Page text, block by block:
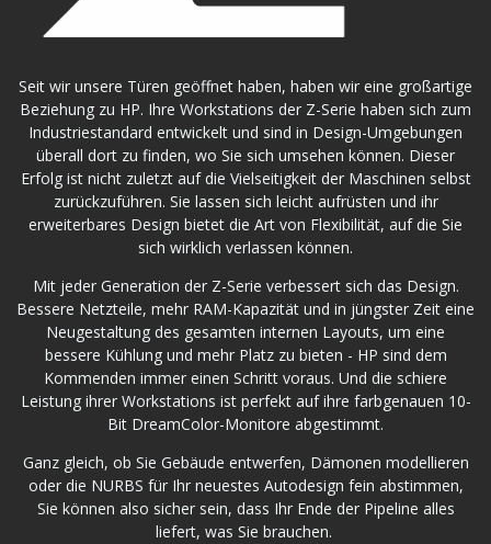
Seit wir unsere Türen geöffnet haben, haben wir eine großartige
Beziehung zu HP. Ihre Workstations der Z-Serie haben sich zum
Industriestandard entwickelt und sind in Design-Umgebungen
überall dort zu finden, wo Sie sich umsehen können. Dieser
Erfolg ist nicht zuletzt auf die Vielseitigkeit der Maschinen selbst
zurückzuführen. Sie lassen sich leicht aufrüsten und ihr
erweiterbares Design bietet die Art von Flexibilität, auf die Sie
sich wirklich verlassen können.
Mit jeder Generation der Z-Serie verbessert sich das Design.
Bessere Netzteile, mehr RAM-Kapazität und in jüngster Zeit eine
Neugestaltung des gesamten internen Layouts, um eine
bessere Kühlung und mehr Platz zu bieten - HP sind dem
Kommenden immer einen Schritt voraus. Und die schiere
Leistung ihrer Workstations ist perfekt auf ihre farbgenauen 10-
Bit DreamColor-Monitore abgestimmt.
Ganz gleich, ob Sie Gebäude entwerfen, Dämonen modellieren
oder die NURBS für Ihr neuestes Autodesign fein abstimmen,
Sie können also sicher sein, dass Ihr Ende der Pipeline alles
liefert, was Sie brauchen.